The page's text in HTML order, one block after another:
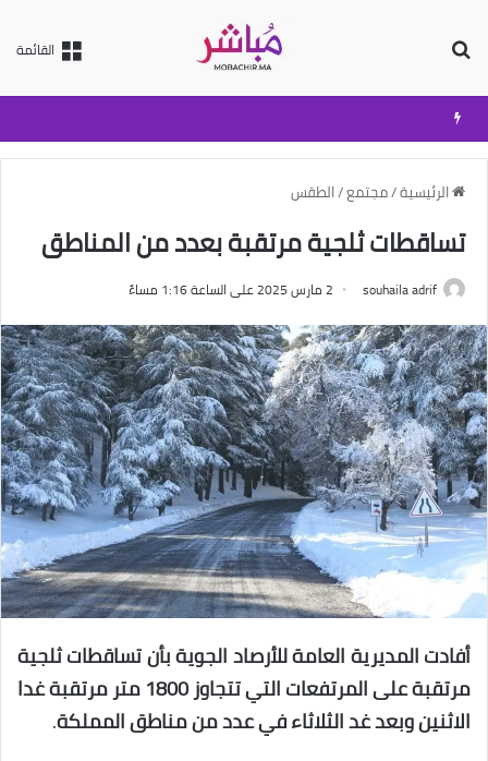
القائمة
الرئيسية/مجتمع/الطقس
تساقطات ثلجية مرتقبة بعدد من المناطق
souhaila adrif 2 مارس 2025 على الساعة 1:16 مساءً
أفادت المديرية العامة للأرصاد الجوية بأن تساقطات ثلجية
مرتقبة على المرتفعات التي تتجاوز 1800 متر مرتقبة غدا
الاثنين وبعد غد الثلاثاء في عدد من مناطق المملكة.